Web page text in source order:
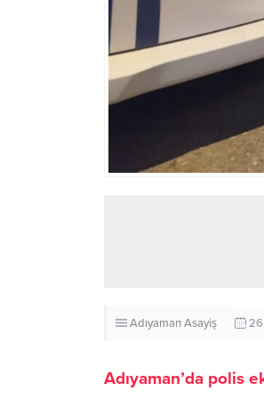
AdıyamanAsayiş
Adıyaman’da polis